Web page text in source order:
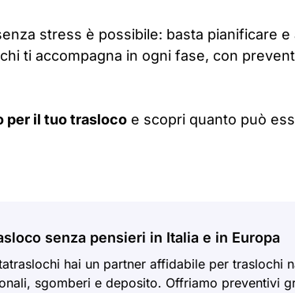
stress è possibile: basta pianificare e
ti accompagna in ogni fase, con
per il tuo traslocoe scopri quanto può
senza pensieri in Italia e in Europa
hai un partner affidabile per traslochi
sgomberi e deposito. Offriamo preventivi